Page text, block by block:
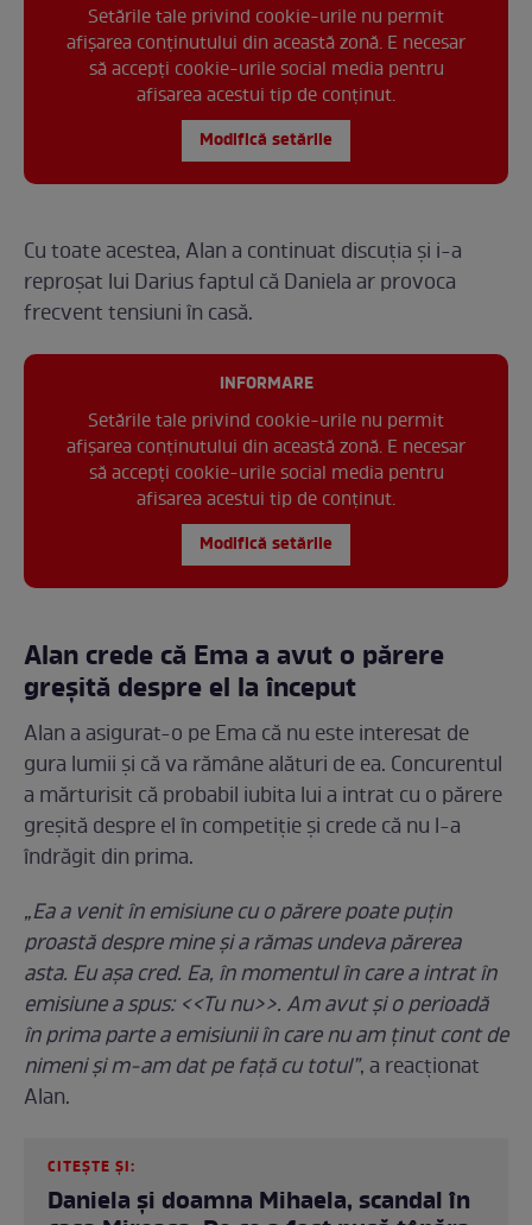
Setările tale privind cookie-urile nu permit
afișarea conținutului din această zonă. E necesar
să accepți cookie-urile social media pentru
afisarea acestui tip de conținut.
Modifică setările
Cu toate acestea, Alan a continuat discuția și i-a
reproșat lui Darius faptul că Daniela ar provoca
frecvent tensiuni în casă.
INFORMARE
Setările tale privind cookie-urile nu permit
afișarea conținutului din această zonă. E necesar
să accepți cookie-urile social media pentru
afisarea acestui tip de conținut.
Modifică setările
Alan crede că Ema a avut o părere
greșită despre el la început
Alan a asigurat-o pe Ema că nu este interesat de
gura lumii și că va rămâne alături de ea. Concurentul
a mărturisit că probabil iubita lui a intrat cu o părere
greșită despre el în competiție și crede că nu l-a
îndrăgit din prima.
„Ea a venit în emisiune cu o părere poate puțin
proastă despre mine și a rămas undeva părerea
asta. Eu așa cred. Ea, în momentul în care a intrat în
emisiune a spus: <<Tu nu>>. Am avut și o perioadă
în prima parte a emisiunii în care nu am ținut cont de
nimeni și m-am dat pe față cu totul”, a reacționat
Alan.
CITEȘTE ȘI:
Daniela și doamna Mihaela, scandal în